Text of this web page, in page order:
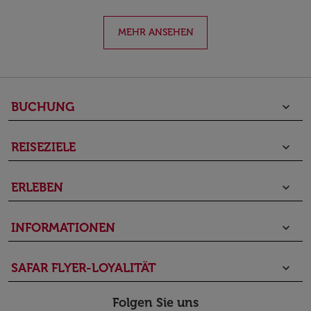
MEHR ANSEHEN
BUCHUNG keyboard_arrow_down
REISEZIELE keyboard_arrow_down
ERLEBEN keyboard_arrow_down
INFORMATIONEN keyboard_arrow_down
SAFAR FLYER-LOYALITÄT keyboard_arrow_down
Folgen Sie uns